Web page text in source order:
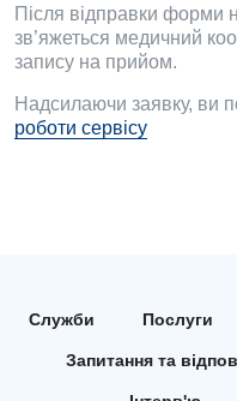
Фізіотерапія
Хірургічне відділення
Для дітей
Дитяча
Дитяча ендокринологія
Після відправки форми
зв’яжеться медичний
запису на прийом.
Надсилаючи заявку, ви
роботи сервісу
Служби Послуги
Запитання та